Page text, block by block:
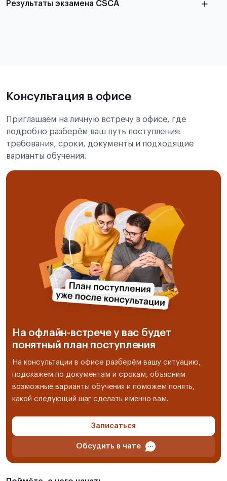
Результаты экзамена CSCA
Консультация в офисе
Приглашаем на личную встречу в офисе, где
подробно разберём ваш путь поступления:
требования, сроки, документы и подходящие
варианты обучения.
На офлайн-встрече у вас будет
понятный план поступления
На консультации в офисе разберём вашу ситуацию,
подскажем по документам и срокам, объясним
возможные варианты обучения и поможем понять,
какой следующий шаг сделать именно вам.
Записаться
Обсудить в чате